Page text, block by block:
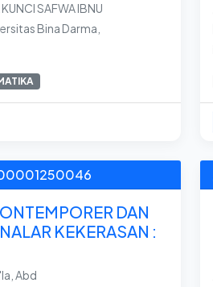
KUNCI SAFWA IBNU
Bina Darma,
DAN
KEKERASAN :
Abd